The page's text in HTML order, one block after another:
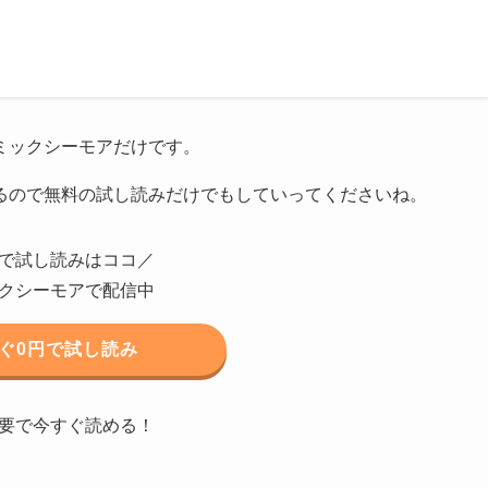
クシーモアだけです。
で無料の試し読みだけでもしていってくださいね。
試し読みはココ／
シーモアで配信中
0円で試し読み
で今すぐ読める！